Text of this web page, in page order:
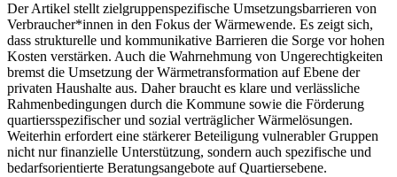
Der Artikel stellt zielgruppenspezifische Umsetzungsbarrieren von
Verbraucher*innen in den Fokus der Wärmewende. Es zeigt sich,
dass strukturelle und kommunikative Barrieren die Sorge vor hohen
Kosten verstärken. Auch die Wahrnehmung von Ungerechtigkeiten
bremst die Umsetzung der Wärmetransformation auf Ebene der
privaten Haushalte aus. Daher braucht es klare und verlässliche
Rahmenbedingungen durch die Kommune sowie die Förderung
quartiersspezifischer und sozial verträglicher Wärmelösungen.
Weiterhin erfordert eine stärkerer Beteiligung vulnerabler Gruppen
nicht nur finanzielle Unterstützung, sondern auch spezifische und
bedarfsorientierte Beratungsangebote auf Quartiersebene.